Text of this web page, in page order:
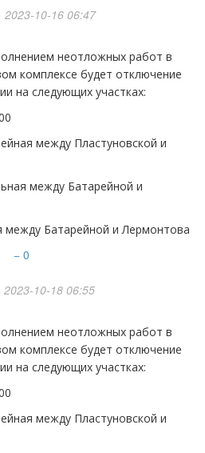
10-16 06:47
неотложных работ в
комплексе будет отключение
на следующих участках:
между Пластуновской и
между Батарейной и
между Батарейной и Лермонтова
− 0
10-18 06:55
неотложных работ в
комплексе будет отключение
на следующих участках:
между Пластуновской и